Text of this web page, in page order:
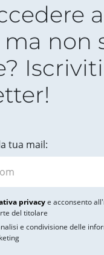
non
tua mail:
privacye acconsento
del titolare
e condivisione delle